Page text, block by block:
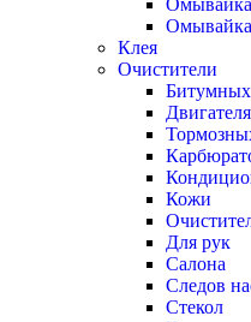
Омывайка
Клея
Очистители
Битумных
Двигателя
Кожи
Для рук
Салона
Следов
Стекол